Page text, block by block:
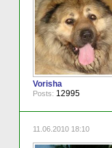
Vorisha
Posts: 12995
11.06.2010 18:10